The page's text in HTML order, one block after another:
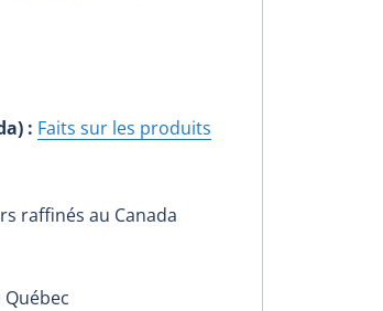
: Faits sur les produits
raffinés au Canada